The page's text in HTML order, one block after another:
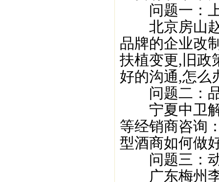
问题一：上
北京房山赵
品牌的企业改
扶植变更,旧政
好的沟通,怎么
问题二：品
宁夏中卫解
等经销商咨询
型酒商如何做
问题三：动
广东梅州李